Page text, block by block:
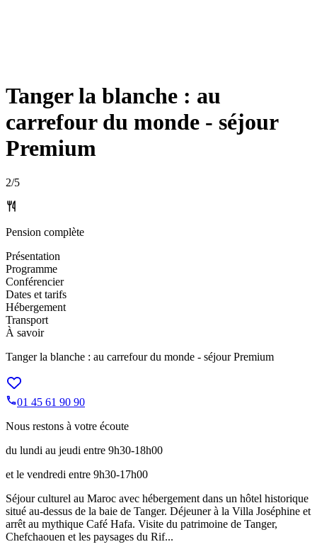
Tanger la blanche : au
carrefour du monde - séjour
Premium
2/5
Pension complète
Présentation
Programme
Conférencier
Dates et tarifs
Hébergement
Transport
À savoir
Tanger la blanche : au carrefour du monde - séjour Premium
01 45 61 90 90
Nous restons à votre écoute
du lundi au jeudi entre 9h30-18h00
et le vendredi entre 9h30-17h00
Séjour culturel au Maroc avec hébergement dans un hôtel historique
situé au-dessus de la baie de Tanger. Déjeuner à la Villa Joséphine et
arrêt au mythique Café Hafa. Visite du patrimoine de Tanger,
Chefchaouen et les paysages du Rif...